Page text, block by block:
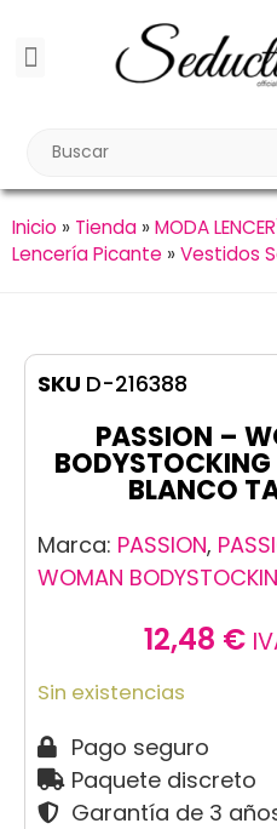
Inicio » Tienda »MODA
Lencería Picante »Vestidos
SKU D-216388
PASSION –
BLANCO
Marca: PASSION,
WOMAN
12,48 €
Sin existencias
Pago seguro
Paquete discreto
Garantía de 3